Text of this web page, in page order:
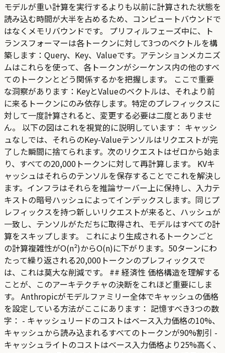
モデルが重い計算を実行するよりも以前に計算された状態を
読み込む時間が大半を占めるため、コンピュートバウンドで
はなくメモリバウンドです。 プリフィルフェーズ中に、ト
ランスフォーマーは各トークンに対して3つのベクトルを構
築します：Query、Key、Valueです。アテンションメカニズ
ムはこれらを使って、各トークンがシーケンス内の他のすべ
てのトークンとどう関係するかを把握します。 ここで重要
な洞察があります：KeyとValueのベクトルは、それより前
に来るトークンにのみ依存します。特定のプレフィックスに
対して一度計算されると、変更する必要は二度とありませ
ん。 以下の図はこれを視覚的に説明しています： キャッシ
ュなしでは、それらのKey-Valueテンソルはリクエストが完
了した瞬間に捨てられます。次のリクエストはゼロから始ま
り、すべての20,000トークンに対して再計算します。 KVキ
ャッシュはそれらのテンソルを保存することでこれを解決し
ます。インフラはそれらを推論サーバー上に保持し、入力テ
キストの暗号ハッシュによってインデックスします。同じプ
レフィックスを持つ新しいリクエストが来ると、ハッシュが
一致し、テンソルがただちに取得され、モデルはすべての計
算をスキップします。 これにより生成されるトークンごと
の計算複雑性がO(n²)からO(n)に下がります。50ターンにわ
たって繰り返される20,000トークンのプレフィックスで
は、これは莫大な削減です。 ## 経済性 価格構造を理解する
ことが、このアーキテクチャの決断をこれほど重要にしま
す。 Anthropicがモデルファミリー全体でキャッシュの価格
を設定している方法がここにあります： 記憶すべき3つの数
字： - キャッシュリードのコストはベース入力価格の10%、
キャッシュから読み込まれるすべてのトークンが90%割引 -
キャッシュライトのコストはベース入力価格より25%高く、